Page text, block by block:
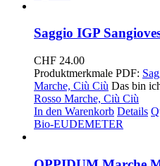
Saggio IGP
CHF 24.00
Produktmerkmale PDF:
Marche, Ciù Ciù Das bin
Rosso Marche, Ciù Ciù
In den Warenkorb Details
Bio-EUDEMETER